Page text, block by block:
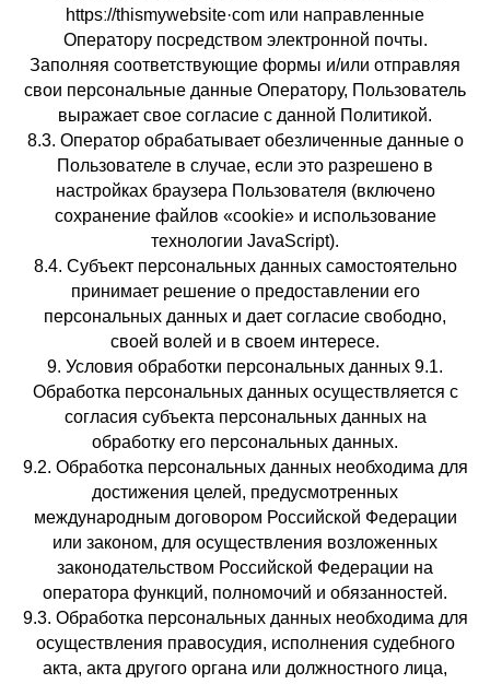
httpsː//thismywebsite·com или направленные
Оператору посредством электронной почты.
Заполняя соответствующие формы и/или отправляя
свои персональные данные Оператору, Пользователь
выражает свое согласие с данной Политикой.
8.3. Оператор обрабатывает обезличенные данные о
Пользователе в случае, если это разрешено в
настройках браузера Пользователя (включено
сохранение файлов «cookie» и использование
технологии JavaScript).
8.4. Субъект персональных данных самостоятельно
принимает решение о предоставлении его
персональных данных и дает согласие свободно,
своей волей и в своем интересе.
9. Условия обработки персональных данных 9.1.
Обработка персональных данных осуществляется с
согласия субъекта персональных данных на
обработку его персональных данных.
9.2. Обработка персональных данных необходима для
достижения целей, предусмотренных
международным договором Российской Федерации
или законом, для осуществления возложенных
законодательством Российской Федерации на
оператора функций, полномочий и обязанностей.
9.3. Обработка персональных данных необходима для
осуществления правосудия, исполнения судебного
акта, акта другого органа или должностного лица,